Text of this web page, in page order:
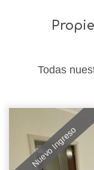
Todas
Nuevo Ingreso